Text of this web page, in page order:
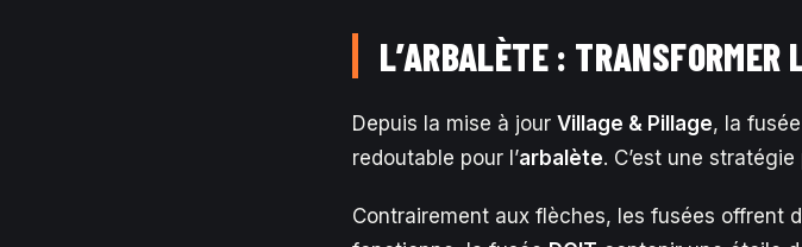
L’ARBALÈTE : TRANSFORMER
Depuis la mise à jour Village & Pillage, la
redoutable pour l’arbalète. C’est une
Contrairement aux flèches, les fusées offrent